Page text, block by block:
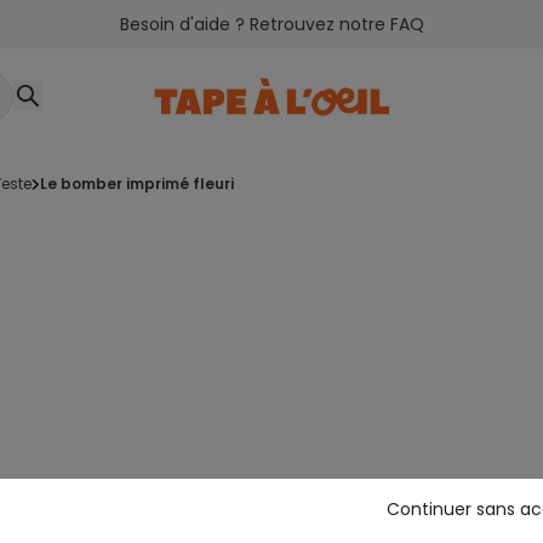
Besoin d'aide ? Retrouvez notre FAQ
veste le bomber imprimé fleuri
Continuer sans